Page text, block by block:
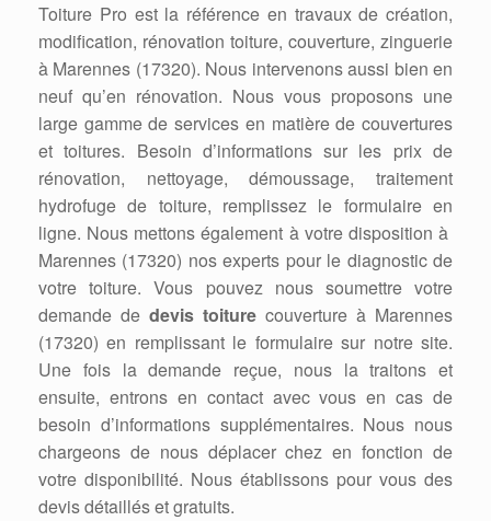
Toiture Pro est la référence en travaux de création,
modification, rénovation toiture, couverture, zinguerie
à Marennes (17320). Nous intervenons aussi bien en
neuf qu’en rénovation. Nous vous proposons une
large gamme de services en matière de couvertures
et toitures. Besoin d’informations sur les prix de
rénovation, nettoyage, démoussage, traitement
hydrofuge de toiture, remplissez le formulaire en
ligne. Nous mettons également à votre disposition à
Marennes (17320) nos experts pour le diagnostic de
votre toiture. Vous pouvez nous soumettre votre
demande de devis toiture couverture à Marennes
(17320) en remplissant le formulaire sur notre site.
Une fois la demande reçue, nous la traitons et
ensuite, entrons en contact avec vous en cas de
besoin d’informations supplémentaires. Nous nous
chargeons de nous déplacer chez en fonction de
votre disponibilité. Nous établissons pour vous des
devis détaillés et gratuits.